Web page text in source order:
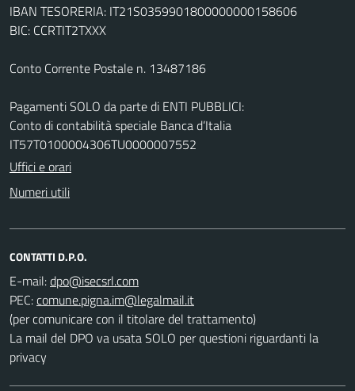
IBAN TESORERIA: IT21S0359901800000000158606
BIC: CCRTIT2TXXX
Conto Corrente Postale n. 13487186
Pagamenti SOLO da parte di ENTI PUBBLICI:
Conto di contabilità speciale Banca d’Italia
IT57T0100004306TU0000007552
Uffici e orari
Numeri utili
CONTATTI D.P.O.
E-mail:
PEC:
(per comunicare con il titolare del trattamento)
La mail del DPO va usata SOLO per questioni riguardanti la
privacy